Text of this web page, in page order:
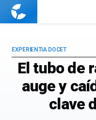
Cuaderno
El tubo de
auge y
clave
EXPERIENTIA DOCET